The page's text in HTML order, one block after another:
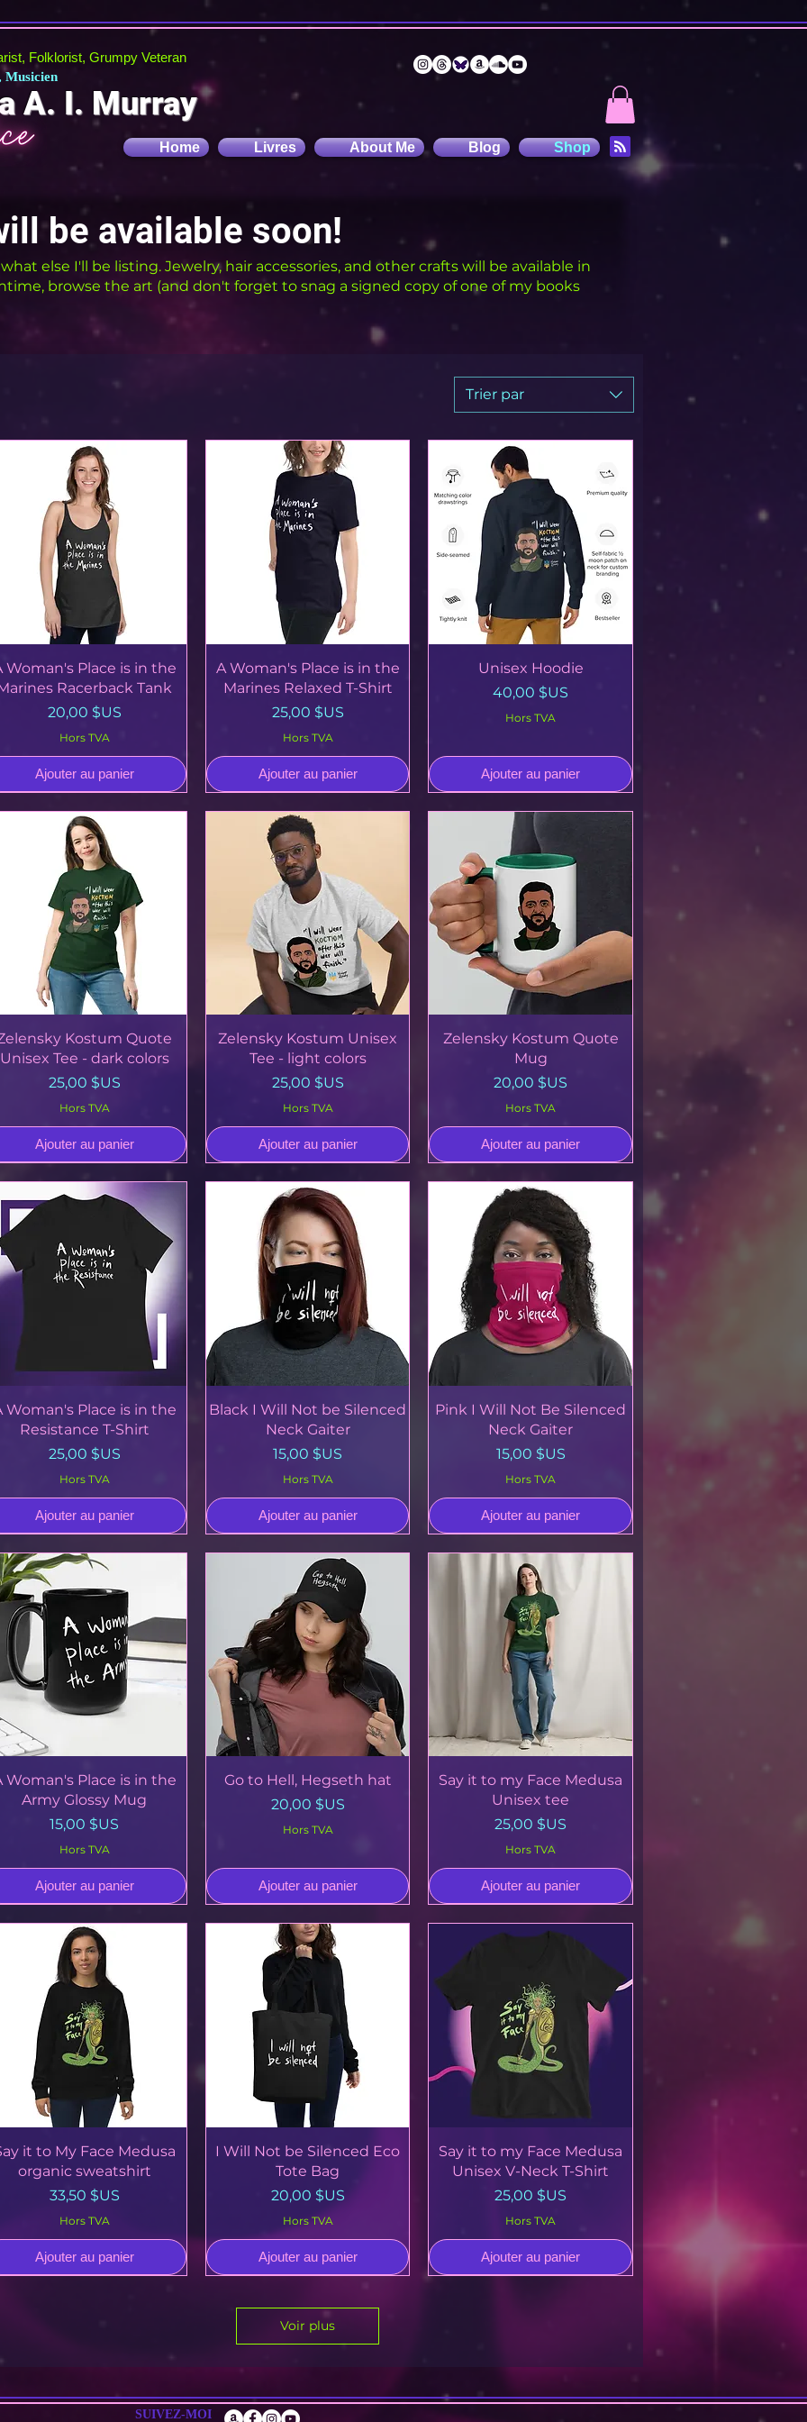
Folklorist, Grumpy Veteran
Musicien
A. I. Murray
Home
Livres About Me Blog Shop
be available soon!
else I'll be listing. Jewelry, hair accessories, and other crafts will be available in
browse the art (and don't forget to snag a signed copy of one of my books
Trier par
Aperçu rapide
Woman's Place is in the
Racerback Tank
Prix
20,00 $US
Hors TVA
Ajouter au panier
Aperçu rapide
A Woman's Place is in the
Marines Relaxed T-Shirt
Prix
25,00 $US
Hors TVA
Ajouter au panier
Aperçu rapide
Unisex Hoodie
Prix
40,00 $US
Hors TVA
Ajouter au panier
Aperçu rapide
Kostum Quote
Unisex Tee - dark colors
Prix
25,00 $US
Hors TVA
Ajouter au panier
Aperçu rapide
Zelensky Kostum Unisex
Tee - light colors
Prix
25,00 $US
Hors TVA
Ajouter au panier
Aperçu rapide
Zelensky Kostum Quote
Mug
Prix
20,00 $US
Hors TVA
Ajouter au panier
Aperçu rapide
Woman's Place is in the
Resistance T-Shirt
Prix
25,00 $US
Hors TVA
Ajouter au panier
Aperçu rapide
Black I Will Not be Silenced
Neck Gaiter
Prix
15,00 $US
Hors TVA
Ajouter au panier
Aperçu rapide
Pink I Will Not Be Silenced
Neck Gaiter
Prix
15,00 $US
Hors TVA
Ajouter au panier
Aperçu rapide
Woman's Place is in the
Army Glossy Mug
Prix
15,00 $US
Hors TVA
Ajouter au panier
Aperçu rapide
Go to Hell, Hegseth hat
Prix
20,00 $US
Hors TVA
Ajouter au panier
Aperçu rapide
Say it to my Face Medusa
Unisex tee
Prix
25,00 $US
Hors TVA
Ajouter au panier
Aperçu rapide
it to My Face Medusa
organic sweatshirt
Prix
33,50 $US
Hors TVA
Ajouter au panier
Aperçu rapide
I Will Not be Silenced Eco
Tote Bag
Prix
20,00 $US
Hors TVA
Ajouter au panier
Aperçu rapide
Say it to my Face Medusa
Unisex V-Neck T-Shirt
Prix
25,00 $US
Hors TVA
Ajouter au panier
Voir plus
SUIVEZ-MOI